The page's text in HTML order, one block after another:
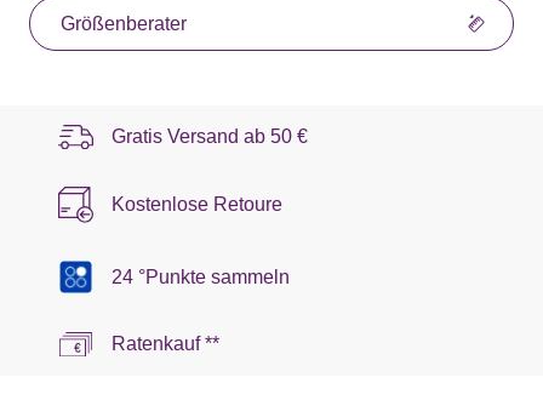
Größenberater
Gratis Versand ab 50 €
Kostenlose Retoure
24 °Punkte sammeln
Ratenkauf **